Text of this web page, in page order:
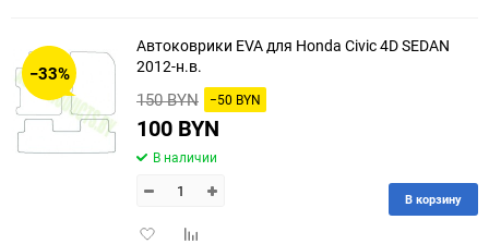
−33%
Автоковрики EVA для Honda Civic 4D SEDAN
2012-н.в.
150 BYN −50 BYN
100 BYN
В наличии
ДобавитьДобавить
В корзину